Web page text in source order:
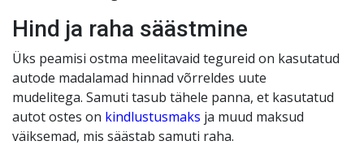
Hind ja raha säästmine
Üks peamisi ostma meelitavaid tegureid on kasutatud
autode madalamad hinnad võrreldes uute
mudelitega. Samuti tasub tähele panna, et kasutatud
autot ostes on kindlustusmaks ja muud maksud
väiksemad, mis säästab samuti raha.